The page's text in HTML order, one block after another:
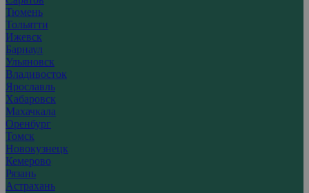
Тюмень
Тольятти
Ижевск
Барнаул
Ульяновск
Владивосток
Ярославль
Хабаровск
Махачкала
Оренбург
Томск
Новокузнецк
Кемерово
Рязань
Астрахань